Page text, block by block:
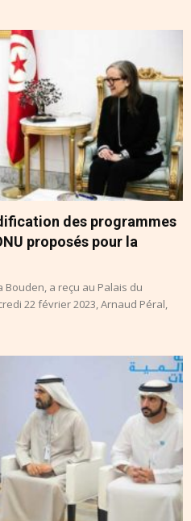
des programmes
proposés pour la
a reçu au Palais du
22 février 2023, Arnaud Péral,